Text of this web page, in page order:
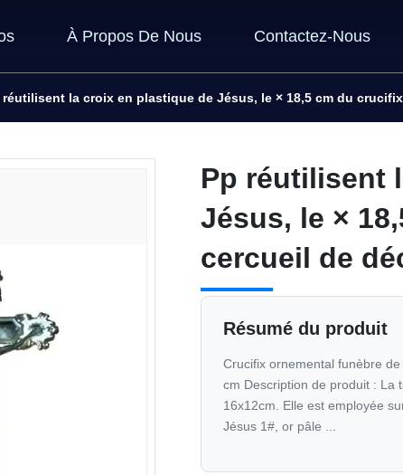
À Propos De Nous Contactez-Nous
réutilisent la croix en plastique de Jésus, le × 18,5 cm du
Pp réutilisent
Jésus, le ×
cercueil de
Résumé du produit
Crucifix ornemental funèbre
cm Description de produit : La
16x12cm. Elle est employée
Jésus 1#, or pâle ...